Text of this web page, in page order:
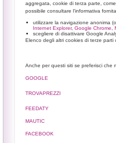
aggregata, cookie di terza parte,
possibile consultare l'informativa
utilizzare la navigazione anonima
Internet Explorer, Google Chrome
scegliere di disattivare Google
Elenco degli altri cookies di terze
Anche per questi siti se preferisci che
GOOGLE
TROVAPREZZI
FEEDATY
MAUTIC
FACEBOOK